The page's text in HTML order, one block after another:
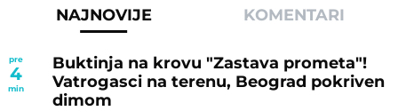
NAJNOVIJE KOMENTARI
pre
4
min
Buktinja na krovu "Zastava prometa"!
Vatrogasci na terenu, Beograd pokriven
dimom